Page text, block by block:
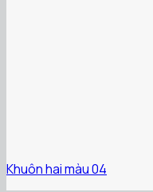
Khuôn hai màu 04